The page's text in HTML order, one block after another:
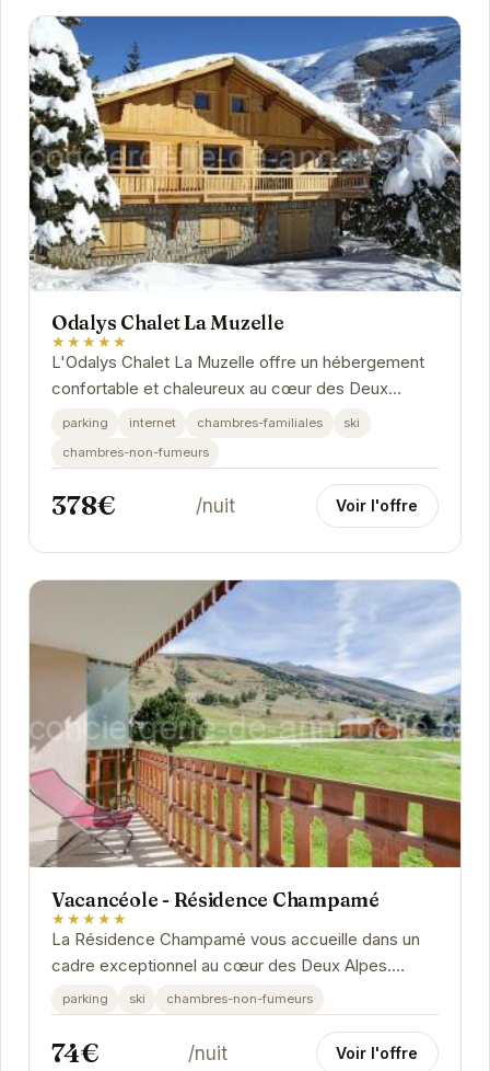
Odalys Chalet La Muzelle
★★★★★
L'Odalys Chalet La Muzelle offre un hébergement
confortable et chaleureux au cœur des Deux
Alpes. Profitez d'un accès facile aux pistes de ski
parking internet chambres-familiales
ski
chambres-non-fumeurs
378€ /nuit Voir l'offre
Vacancéole - Résidence Champamé
★★★★★
La Résidence Champamé vous accueille dans un
cadre exceptionnel au cœur des Deux Alpes.
Profitez d'appartements confortables et bien
équipés,...
parking ski chambres-non-fumeurs
74€ /nuit Voir l'offre